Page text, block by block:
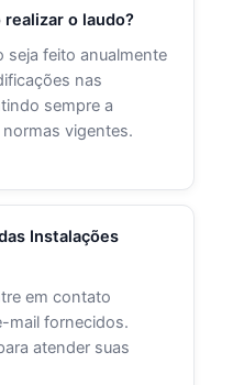
o laudo?
seja feito anualmente
nas
sempre a
vigentes.
Instalações
em contato
mail fornecidos.
atender suas